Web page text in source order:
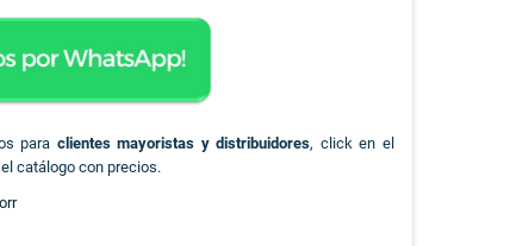
para clientes mayoristas y distribuidores, click en el
catálogo con precios.